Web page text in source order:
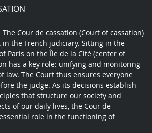
Cour de cassation (Court of cassation)
in the French judiciary. Sitting in the
Paris on the Île de la Cité (center of
has a key role: unifying and monitoring
law. The Court thus ensures everyone
the judge. As its decisions establish
that structure our society and
of our daily lives, the Cour de
role in the functioning of